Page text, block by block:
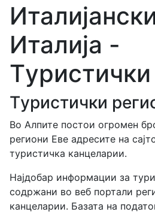
Италија -
Tуристички
Во Алпите постои огромен
региони Еве адресите на
туристичка канцеларии.
Hајдобар информации за
содржани во веб портали
канцеларии. Базата на